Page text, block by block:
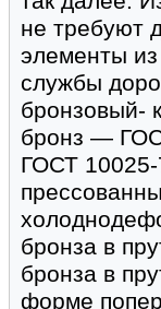
не требуют
элементы
службы
бронзовый-
бронз —
ГОСТ 10025-
бронза в
бронза в
форме